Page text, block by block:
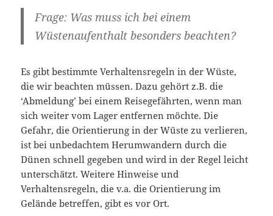
Frage: Was muss ich bei einem
Wüstenaufenthalt besonders beachten?
Es gibt bestimmte Verhaltensregeln in der Wüste,
die wir beachten müssen. Dazu gehört z.B. die
‘Abmeldung’ bei einem Reisegefährten, wenn man
sich weiter vom Lager entfernen möchte. Die
Gefahr, die Orientierung in der Wüste zu verlieren,
ist bei unbedachtem Herumwandern durch die
Dünen schnell gegeben und wird in der Regel leicht
unterschätzt. Weitere Hinweise und
Verhaltensregeln, die v.a. die Orientierung im
Gelände betreffen, gibt es vor Ort.